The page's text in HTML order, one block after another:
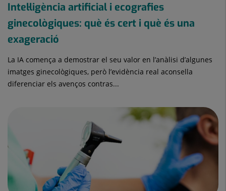
Intel·ligència artificial i ecografies
ginecològiques: què és cert i què és una
exageració
La IA comença a demostrar el seu valor en l’anàlisi d’algunes
imatges ginecològiques, però l’evidència real aconsella
diferenciar els avenços contras...